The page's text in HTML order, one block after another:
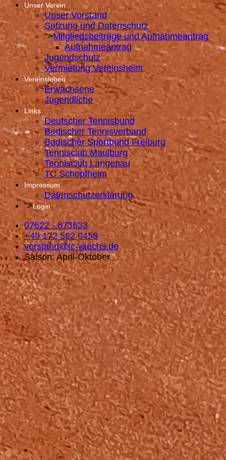
Unser Verein
Unser Vorstand
Satzung und Datenschutz
">Mitgliedsbeiträge und Aufnahmeantrag
Aufnahmeantrag
Jugendschutz
Vermietung Vereinsheim
Vereinsleben
Erwachsene
Jugendliche
Links
Deutscher Tennisbund
Badischer Tennisverband
Badischer Sportbund Freiburg
Tennisclub Maulburg
Tennisclub Langenau
TC Schopfheim
Impressum
Datenschutzerklärung
">Login
07622 - 673633
+49 172 582 0458
vorstand@tc-wiechs.de
Saison: April-Oktober